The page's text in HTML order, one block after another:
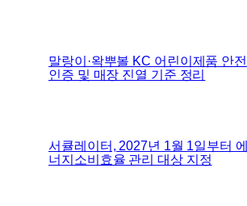
말랑이·왁뿌볼 KC 어린이제품 안전
인증 및 매장 진열 기준 정리
서큘레이터, 2027년 1월 1일부터 에
너지소비효율 관리 대상 지정